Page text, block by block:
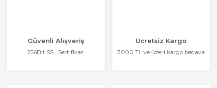
Güvenli Alışveriş
256Bit SSL Sertifikası
Ücretsiz Kargo
3000 TL ve üzeri kargo bedava